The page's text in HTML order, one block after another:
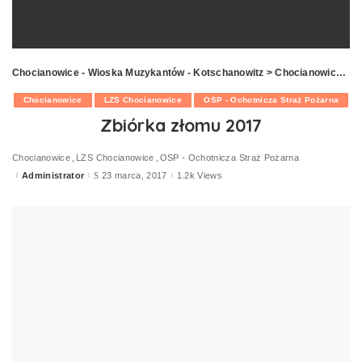
Chocianowice - Wioska Muzykantów - Kotschanowitz >Chocianowice >
Chocianowice LZS Chocianowice OSP - Ochotnicza Straż Pożarna
Zbiórka złomu 2017
Chocianowice LZS Chocianowice OSP - Ochotnicza Straż Pożarna
Posted
Administrator 23 marca, 2017 1.2k Views